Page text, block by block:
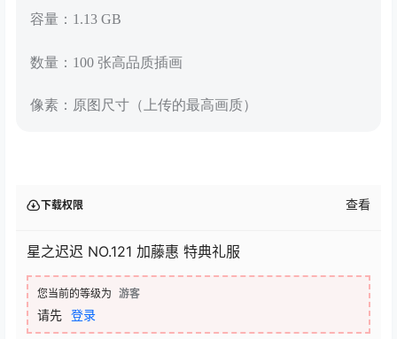
容量：1.13 GB
数量：100 张高品质插画
像素：原图尺寸（上传的最高画质）
下载权限 查看
星之迟迟 NO.121 加藤惠 特典礼服
您当前的等级为 游客
请先 登录